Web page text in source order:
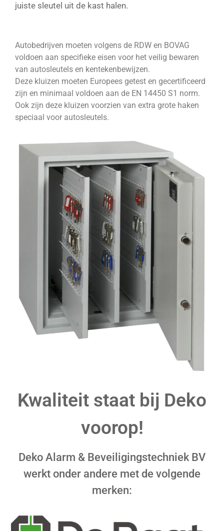
juiste sleutel uit de kast halen.
Autobedrijven moeten volgens de RDW en BOVAG
voldoen aan specifieke eisen voor het veilig bewaren
van autosleutels en kentekenbewijzen.
Deze kluizen moeten Europees getest en gecertificeerd
zijn en minimaal voldoen aan de EN 14450 S1 norm.
Ook zijn deze kluizen voorzien van extra grote haken
speciaal voor autosleutels.
Kwaliteit staat bij Deko
voorop!
Deko Alarm & Beveiligingstechniek BV
werkt onder andere met de volgende
merken: